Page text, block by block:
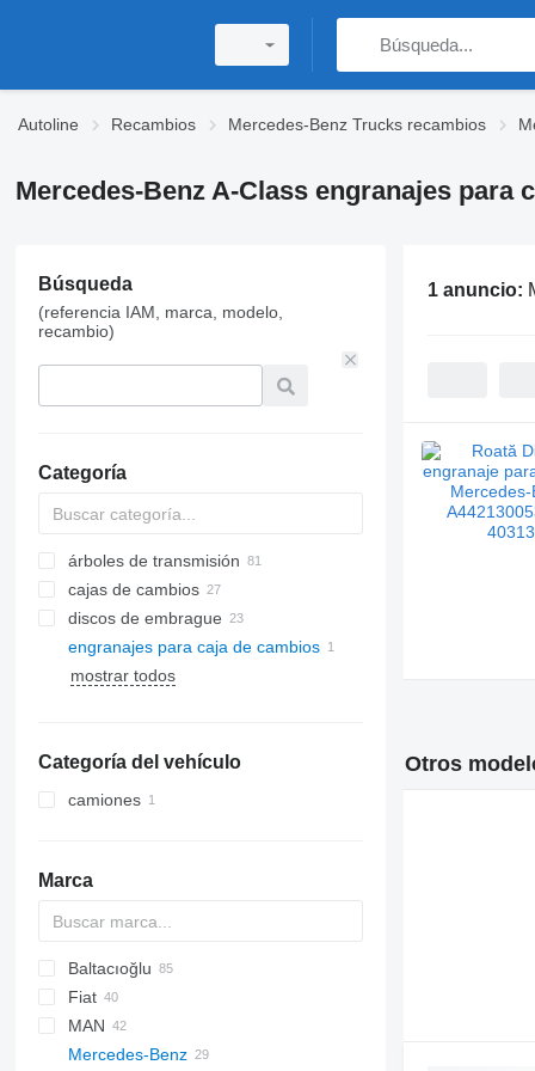
Autoline Recambios Mercedes-Benz Trucks recambios
Mercedes-Benz A-Class engranajes para
Búsqueda
(referencia IAM, marca, modelo,
recambio)
Categoría
árboles de transmisión
cajas de cambios
discos de embrague
engranajes para caja de cambios
mostrar todos
Categoría del vehículo
camiones
Marca
159
A-series
3-Series
X-Series
Baltacıoğlu
Berlingo
Jumper
Jumpy
CF
LF
XF
Fiat
Doblo
Ducato
CR-V
H-series
Tucson
Crossway
Daily
Crossway
Daily
D-Max
Compass
Sorento
MAN
A-series
6
Mercedes-Benz
1 anuncio:
Otros